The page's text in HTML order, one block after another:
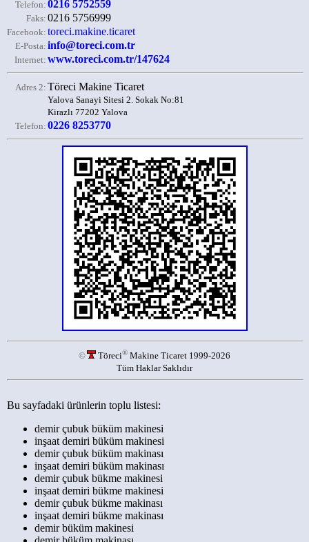
Telefon: 0216 5752559
Faks: 0216 5756999
Facebook: toreci.makine.ticaret
E-Posta: info@toreci.com.tr
Internet: www.toreci.com.tr/147624
Adres 2: Töreci Makine Ticaret
Yalova Sanayi Sitesi 2. Sokak No:81
Kirazlı 77202 Yalova
Telefon: 0226 8253770
© Töreci® Makine Ticaret 1999-2026
Tüm Haklar Saklıdır
Bu sayfadaki ürünlerin toplu listesi:
demir çubuk büküm makinesi
inşaat demiri büküm makinesi
demir çubuk büküm makinası
inşaat demiri büküm makinası
demir çubuk bükme makinesi
inşaat demiri bükme makinesi
demir çubuk bükme makinası
inşaat demiri bükme makinası
demir büküm makinesi